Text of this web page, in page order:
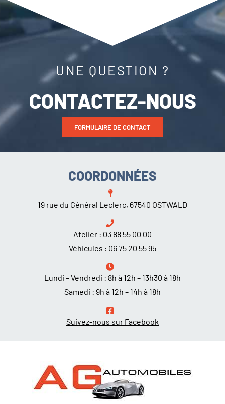
UNE QUESTION ?
CONTACTEZ-NOUS
FORMULAIRE DE CONTACT
COORDONNÉES
19 rue du Général Leclerc, 67540 OSTWALD
Atelier : 03 88 55 00 00
Véhicules : 06 75 20 55 95
Lundi – Vendredi : 8h à 12h – 13h30 à 18h
Samedi : 9h à 12h – 14h à 18h
Suivez-nous sur Facebook